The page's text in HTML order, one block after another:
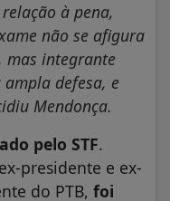
à pena,
não se afigura
integrante
defesa, e
Mendonça.
pelo STF.
presidente e ex-
do PTB, foi